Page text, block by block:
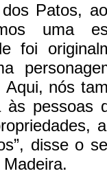
Patos,
uma
foi
nós
às pessoas
disse o